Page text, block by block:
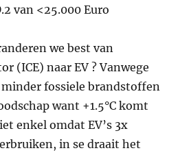
van <25.000 Euro
we best van
(ICE) naar EV ? Vanwege
fossiele brandstoffen
want +1.5°C komt
enkel omdat EV’s 3x
in se draait het